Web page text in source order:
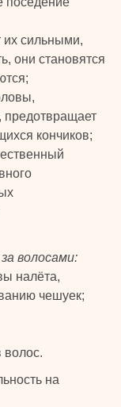
их сильными,
они становятся
предотвращает
кончиков;
волосами:
налёта,
чешуек;
волос.
на